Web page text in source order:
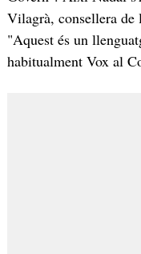
Vilagrà, consellera de
"Aquest és un
habitualment Vox al